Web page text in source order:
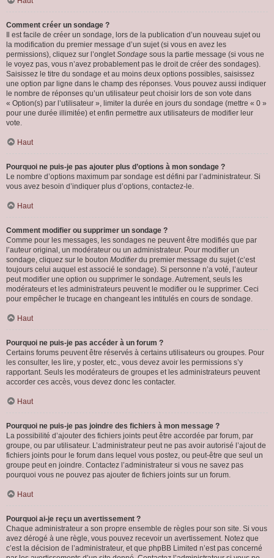
Comment créer un sondage ?
Il est facile de créer un sondage, lors de la publication d’un nouveau sujet ou
la modification du premier message d’un sujet (si vous en avez les
permissions), cliquez sur l’ongletSondage sous la partie message (si vous ne
le voyez pas, vous n’avez probablement pas le droit de créer des sondages).
Saisissez le titre du sondage et au moins deux options possibles, saisissez
une option par ligne dans le champ des réponses. Vous pouvez aussi indiquer
le nombre de réponses qu’un utilisateur peut choisir lors de son vote dans
« Option(s) par l’utilisateur », limiter la durée en jours du sondage (mettre « 0 »
pour une durée illimitée) et enfin permettre aux utilisateurs de modifier leur
vote.
Haut
Pourquoi ne puis-je pas ajouter plus d’options à mon sondage ?
Le nombre d’options maximum par sondage est défini par l’administrateur. Si
vous avez besoin d’indiquer plus d’options, contactez-le.
Haut
Comment modifier ou supprimer un sondage ?
Comme pour les messages, les sondages ne peuvent être modifiés que par
l’auteur original, un modérateur ou un administrateur. Pour modifier un
sondage, cliquez sur le bouton Modifierdu premier message du sujet (c’est
toujours celui auquel est associé le sondage). Si personne n’a voté, l’auteur
peut modifier une option ou supprimer le sondage. Autrement, seuls les
modérateurs et les administrateurs peuvent le modifier ou le supprimer. Ceci
pour empêcher le trucage en changeant les intitulés en cours de sondage.
Haut
Pourquoi ne puis-je pas accéder à un forum ?
Certains forums peuvent être réservés à certains utilisateurs ou groupes. Pour
les consulter, les lire, y poster, etc., vous devez avoir les permissions s’y
rapportant. Seuls les modérateurs de groupes et les administrateurs peuvent
accorder ces accès, vous devez donc les contacter.
Haut
Pourquoi ne puis-je pas joindre des fichiers à mon message ?
La possibilité d’ajouter des fichiers joints peut être accordée par forum, par
groupe, ou par utilisateur. L’administrateur peut ne pas avoir autorisé l’ajout de
fichiers joints pour le forum dans lequel vous postez, ou peut-être que seul un
groupe peut en joindre. Contactez l’administrateur si vous ne savez pas
pourquoi vous ne pouvez pas ajouter de fichiers joints sur un forum.
Haut
Pourquoi ai-je reçu un avertissement ?
Chaque administrateur a son propre ensemble de règles pour son site. Si vous
avez dérogé à une règle, vous pouvez recevoir un avertissement. Notez que
c’est la décision de l’administrateur, et que phpBB Limited n’est pas concerné